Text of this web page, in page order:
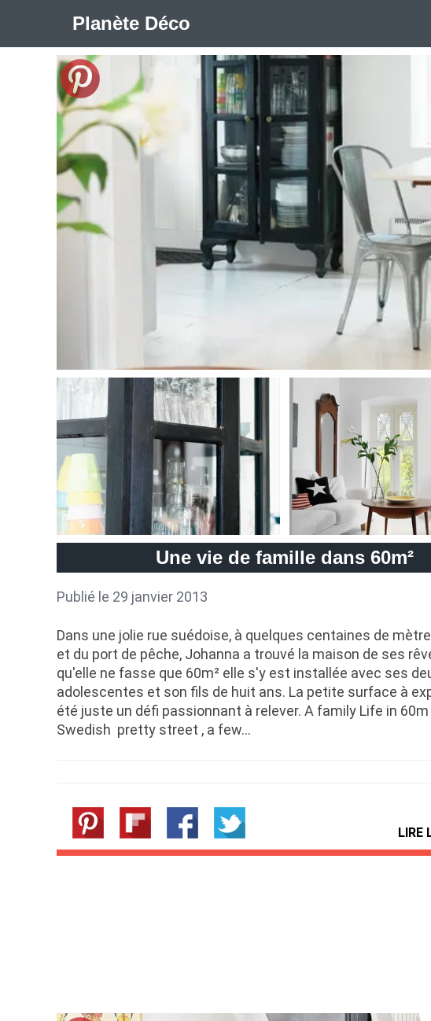
Planète Déco
🛍︎ Shop Planète Déco ℹ︎ À propos
Appartement Design Cabanes Decoration Noël Design Suédois
Méli-Mélo Suédois
Publi Reportage Tendance Interieurs
Maison Appartement Écologique
Maison Container/container House
Question De Style
Renovation Revue De Week End Tiny House
Une vie de famille dans 60m²
Publié le 29 janvier 2013
Dans une jolie rue suédoise, à quelques centaines de
et du port de pêche, Johanna a trouvé la maison de ses
qu'elle ne fasse que 60m² elle s'y est installée avec ses
adolescentes et son fils de huit ans. La petite surface à
été juste un défi passionnant à relever. A family Life in 60m
Swedish pretty street , a few…
LIRE